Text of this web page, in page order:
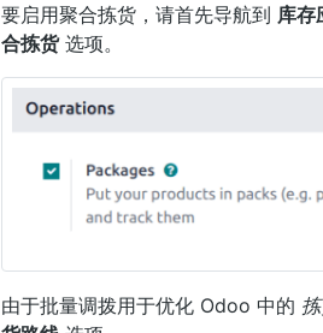
要启用聚合拣货，请首先导航到 库存
合拣货选项。
由于批量调拨用于优化 Odoo 中的